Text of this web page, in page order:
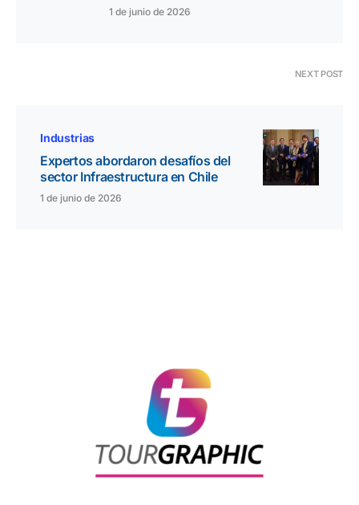
1 de junio de 2026
NEXT POST
Industrias
Expertos abordaron desafíos del
sector Infraestructura en Chile
1 de junio de 2026